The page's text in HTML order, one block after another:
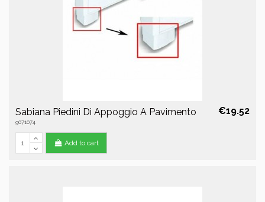
Sabiana Piedini Di Appoggio A Pavimento
9071074
€19.52
Add to cart